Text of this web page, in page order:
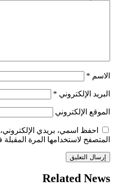
الاسم *
البريد الإلكتروني *
الموقع الإلكتروني
احفظ اسمي، بريدي
المتصفح لاستخدامها المرة
Related News